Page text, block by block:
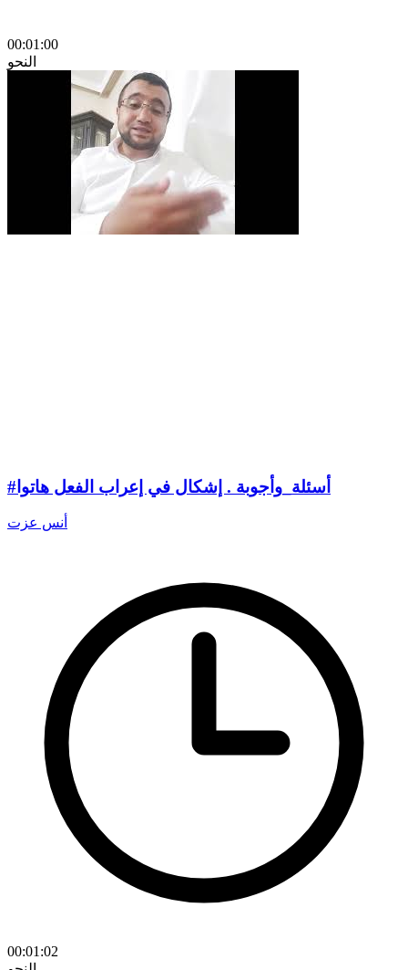
00:01:00
النحو
#أسئلة_وأجوبة . إشكال في إعراب الفعل هاتوا
أنس عزت
00:01:02